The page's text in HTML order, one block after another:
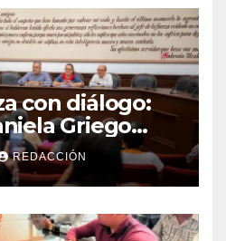
con diálogo:
Griego
obras y
colonias del
REDACCIÓN